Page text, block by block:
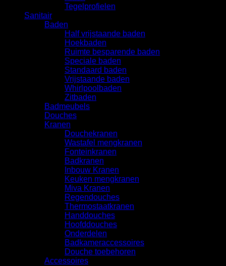
Tegelprofielen
Sanitair
Baden
Half vrijstaande baden
Hoekbaden
Ruimte besparende baden
Speciale baden
Standaard baden
Vrijstaande baden
Whirlpoolbaden
Zitbaden
Badmeubels
Douches
Kranen
Douchekranen
Wastafel mengkranen
Fonteinkranen
Badkranen
Inbouw Kranen
Keuken mengkranen
Miva Kranen
Regendouches
Thermostaatkranen
Handdouches
Hoofddouches
Onderdelen
Badkameraccessoires
Douche toebehoren
Accessoires